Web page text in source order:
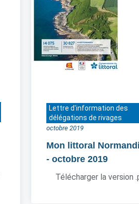
Lettre d'information des
délégations de rivages
octobre 2019
Mon littoral
- octobre 2019
Télécharger la version